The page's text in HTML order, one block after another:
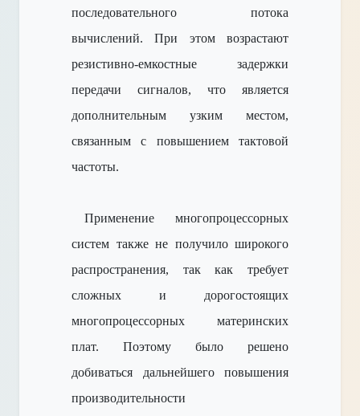
последовательного потока
вычислений. При этом возрастают
резистивно-емкостные задержки
передачи сигналов, что является
дополнительным узким местом,
связанным с повышением тактовой
частоты.
Применение многопроцессорных
систем также не получило широкого
распространения, так как требует
сложных и дорогостоящих
многопроцессорных материнских
плат. Поэтому было решено
добиваться дальнейшего повышения
производительности